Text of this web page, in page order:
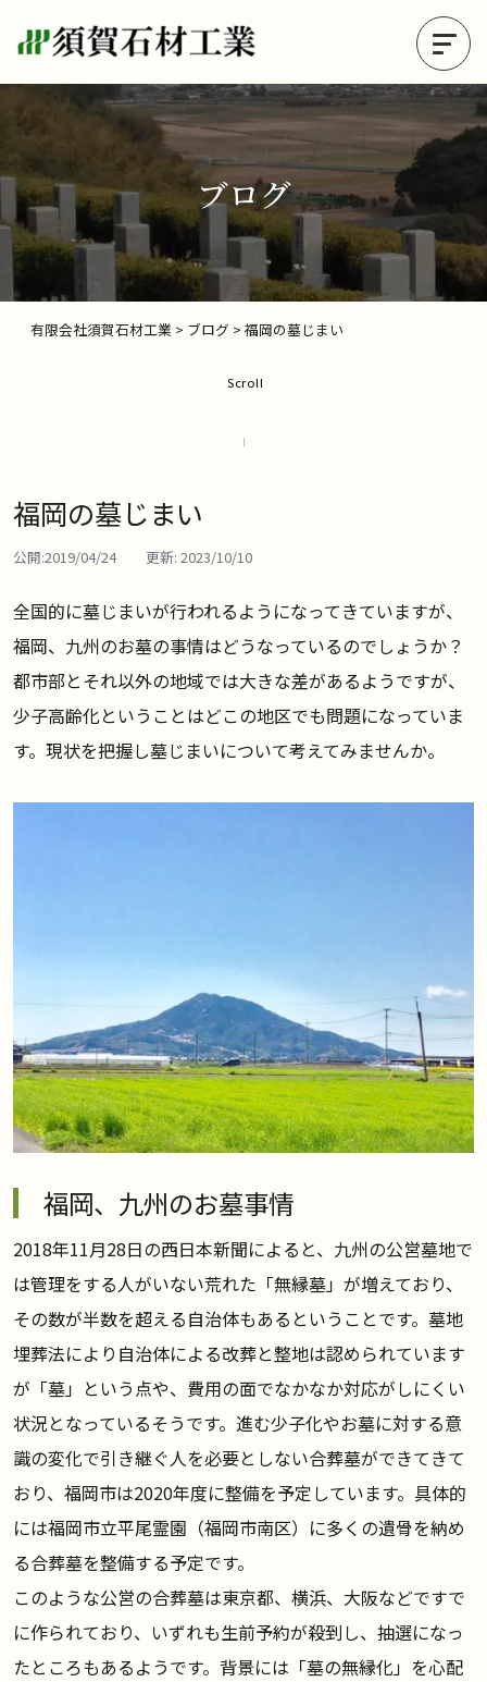
ブログ
有限会社須賀石材工業 > ブログ > 福岡の墓じまい
Scroll
福岡の墓じまい
公開:2019/04/24 更新: 2023/10/10
全国的に墓じまいが行われるようになってきていますが、
福岡、九州のお墓の事情はどうなっているのでしょうか？
都市部とそれ以外の地域では大きな差があるようですが、
少子高齢化ということはどこの地区でも問題になっていま
す。現状を把握し墓じまいについて考えてみませんか。
福岡、九州のお墓事情
2018年11月28日の西日本新聞によると、九州の公営墓地で
は管理をする人がいない荒れた「無縁墓」が増えており、
その数が半数を超える自治体もあるということです。墓地
埋葬法により自治体による改葬と整地は認められています
が「墓」という点や、費用の面でなかなか対応がしにくい
状況となっているそうです。進む少子化やお墓に対する意
識の変化で引き継ぐ人を必要としない合葬墓ができてきて
おり、福岡市は2020年度に整備を予定しています。具体的
には福岡市立平尾霊園（福岡市南区）に多くの遺骨を納め
る合葬墓を整備する予定です。
このような公営の合葬墓は東京都、横浜、大阪などですで
に作られており、いずれも生前予約が殺到し、抽選になっ
たところもあるようです。背景には「墓の無縁化」を心配